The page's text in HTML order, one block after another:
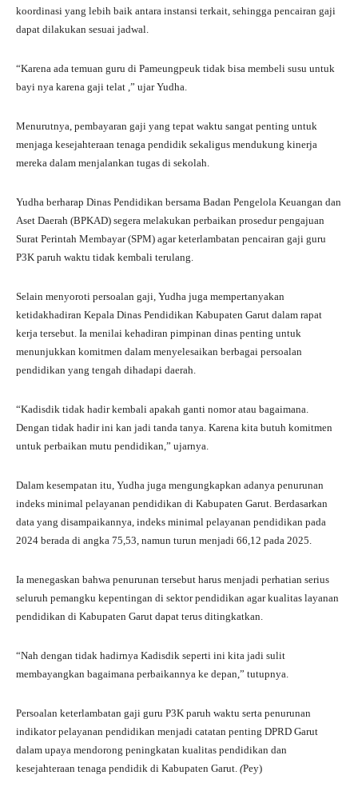
koordinasi yang lebih baik antara instansi terkait, sehingga pencairan gaji
dapat dilakukan sesuai jadwal.
“Karena ada temuan guru di Pameungpeuk tidak bisa membeli susu untuk
bayi nya karena gaji telat ,” ujar Yudha.
Menurutnya, pembayaran gaji yang tepat waktu sangat penting untuk
menjaga kesejahteraan tenaga pendidik sekaligus mendukung kinerja
mereka dalam menjalankan tugas di sekolah.
Yudha berharap Dinas Pendidikan bersama Badan Pengelola Keuangan dan
Aset Daerah (BPKAD) segera melakukan perbaikan prosedur pengajuan
Surat Perintah Membayar (SPM) agar keterlambatan pencairan gaji guru
P3K paruh waktu tidak kembali terulang.
Selain menyoroti persoalan gaji, Yudha juga mempertanyakan
ketidakhadiran Kepala Dinas Pendidikan Kabupaten Garut dalam rapat
kerja tersebut. Ia menilai kehadiran pimpinan dinas penting untuk
menunjukkan komitmen dalam menyelesaikan berbagai persoalan
pendidikan yang tengah dihadapi daerah.
“Kadisdik tidak hadir kembali apakah ganti nomor atau bagaimana.
Dengan tidak hadir ini kan jadi tanda tanya. Karena kita butuh komitmen
untuk perbaikan mutu pendidikan,” ujarnya.
Dalam kesempatan itu, Yudha juga mengungkapkan adanya penurunan
indeks minimal pelayanan pendidikan di Kabupaten Garut. Berdasarkan
data yang disampaikannya, indeks minimal pelayanan pendidikan pada
2024 berada di angka 75,53, namun turun menjadi 66,12 pada 2025.
Ia menegaskan bahwa penurunan tersebut harus menjadi perhatian serius
seluruh pemangku kepentingan di sektor pendidikan agar kualitas layanan
pendidikan di Kabupaten Garut dapat terus ditingkatkan.
“Nah dengan tidak hadirnya Kadisdik seperti ini kita jadi sulit
membayangkan bagaimana perbaikannya ke depan,” tutupnya.
Persoalan keterlambatan gaji guru P3K paruh waktu serta penurunan
indikator pelayanan pendidikan menjadi catatan penting DPRD Garut
dalam upaya mendorong peningkatan kualitas pendidikan dan
kesejahteraan tenaga pendidik di Kabupaten Garut. (Pey)